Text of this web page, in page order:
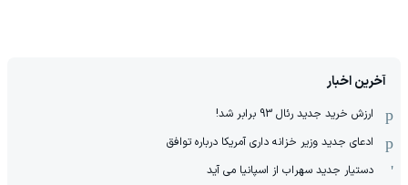
آخرین اخبار
ارزش خرید جدید رئال 93 برابر شد!
ادعای جدید وزیر خزانه داری آمریکا درباره توافق
دستیار جدید سهراب از اسپانیا می آید